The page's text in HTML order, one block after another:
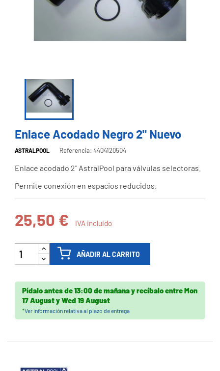
Enlace Acodado Negro 2" Nuevo
ASTRALPOOL Referencia: 4404120504
Enlace acodado 2" AstralPool para válvulas selectoras.
Permite conexión en espacios reducidos.
25,50 € IVA incluido
AÑADIR AL CARRITO
Pídalo antes de13:00 de mañanay recíbaloentreMon
17 AugustyWed 19 August
*Ver información relativa al plazo de entrega